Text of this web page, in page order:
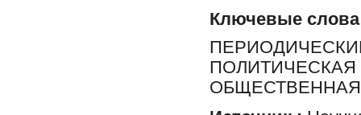
Ключевые слова